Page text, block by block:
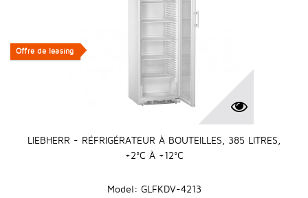
Offre de leasing
Offre de leasing
LIEBHERR - RÉFRIGÉRATEUR À BOUTEILLES, 385 LITRES,
+2°C À +12°C
Model: GLFKDV-4213